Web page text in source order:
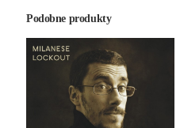
Podobne produkty